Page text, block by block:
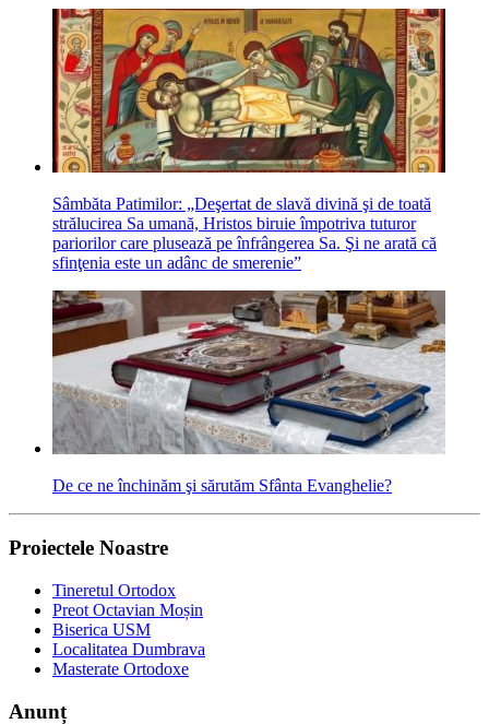
Sâmbăta Patimilor: „Deşertat de slavă divină şi de toată
strălucirea Sa umană, Hristos biruie împotriva tuturor
pariorilor care plusează pe înfrângerea Sa. Şi ne arată că
sfinţenia este un adânc de smerenie”
De ce ne închinăm şi sărutăm Sfânta Evanghelie?
Proiectele Noastre
Tineretul Ortodox
Preot Octavian Moșin
Biserica USM
Localitatea Dumbrava
Masterate Ortodoxe
Anunț